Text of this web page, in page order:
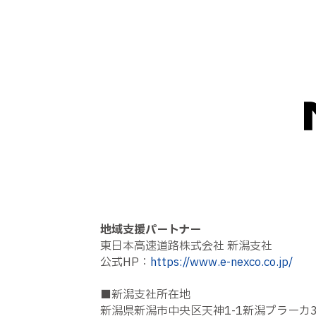
地域支援パートナー
東日本高速道路株式会社 新潟支社
公式HP： https://www.e-nexco.co.jp/
■新潟支社所在地
新潟県新潟市中央区天神1-1新潟プラーカ